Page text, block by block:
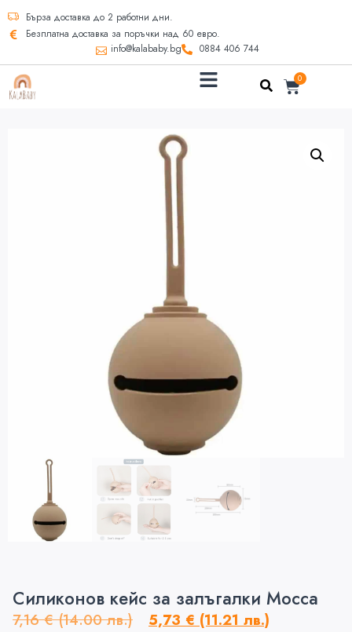
Бърза доставка до 2 работни дни.
Безплатна доставка за поръчки над 60 евро.
info@kalababy.bg
0884 406 744
0
Силиконов кейс за залъгалки Mocca
7,16€ (14.00 лв.) 5,73 € (11.21 лв.)